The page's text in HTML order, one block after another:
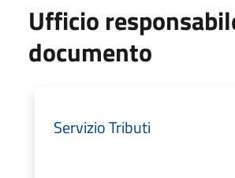
Ufficio
documento
Servizio Tributi